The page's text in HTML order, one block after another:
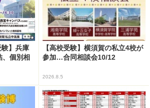
験】兵庫
、個別相
【高校受験】横須賀の私立4校が
参加…合同相談会10/12
2026.8.5